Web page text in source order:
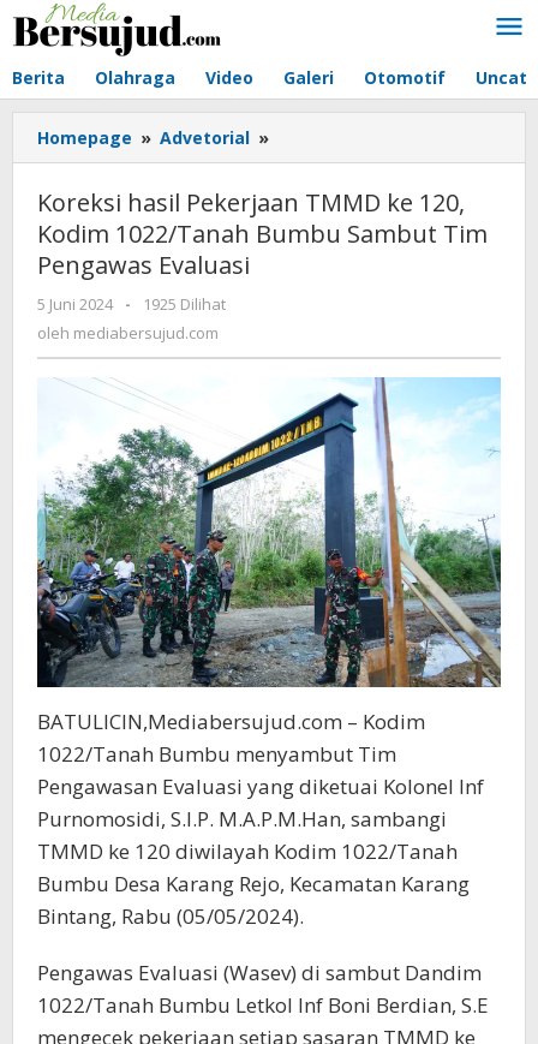
Lewati
Berita Olahraga Video Galeri Otomotif
Homepage » Advetorial »
hasil
TMMD
ke
Sambut
Pengawas
Evaluasi
Koreksi hasil Pekerjaan TMMD ke 120,
Kodim 1022/Tanah Bumbu Sambut Tim
Pengawas Evaluasi
5 Juni 2024
oleh
mediabersujud.com
-
1925 Dilihat
oleh mediabersujud.com
BATULICIN,Mediabersujud.com – Kodim
1022/Tanah Bumbu menyambut Tim
Pengawasan Evaluasi yang diketuai Kolonel Inf
Purnomosidi, S.I.P. M.A.P.M.Han, sambangi
TMMD ke 120 diwilayah Kodim 1022/Tanah
Bumbu Desa Karang Rejo, Kecamatan Karang
Bintang, Rabu (05/05/2024).
Pengawas Evaluasi (Wasev) di sambut Dandim
1022/Tanah Bumbu Letkol Inf Boni Berdian, S.E
mengecek pekerjaan setiap sasaran TMMD ke